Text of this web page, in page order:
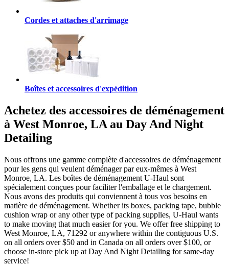
Cordes et attaches d'arrimage
Boîtes et accessoires d'expédition
Achetez des accessoires de déménagement
à West Monroe, LA au Day And Night
Detailing
Nous offrons une gamme complète d'accessoires de déménagement
pour les gens qui veulent déménager par eux-mêmes à West
Monroe, LA. Les boîtes de déménagement U-Haul sont
spécialement conçues pour faciliter l'emballage et le chargement.
Nous avons des produits qui conviennent à tous vos besoins en
matière de déménagement. Whether its boxes, packing tape, bubble
cushion wrap or any other type of packing supplies, U-Haul wants
to make moving that much easier for you. We offer free shipping to
West Monroe, LA, 71292 or anywhere within the contiguous U.S.
on all orders over $50 and in Canada on all orders over $100, or
choose in-store pick up at Day And Night Detailing for same-day
service!